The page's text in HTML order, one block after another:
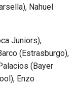
Nahuel
Juniors),
(Estrasburgo),
(Bayer
Enzo